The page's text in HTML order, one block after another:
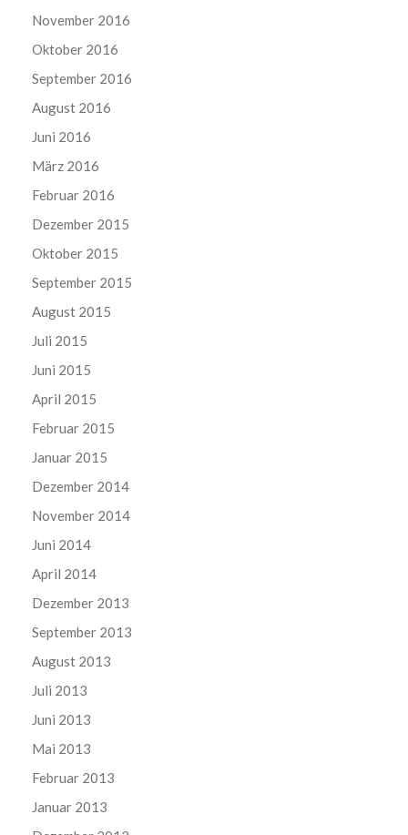
November 2016
Oktober 2016
September 2016
August 2016
Juni 2016
März 2016
Februar 2016
Dezember 2015
Oktober 2015
September 2015
August 2015
Juli 2015
Juni 2015
April 2015
Februar 2015
Januar 2015
Dezember 2014
November 2014
Juni 2014
April 2014
Dezember 2013
September 2013
August 2013
Juli 2013
Juni 2013
Mai 2013
Februar 2013
Januar 2013